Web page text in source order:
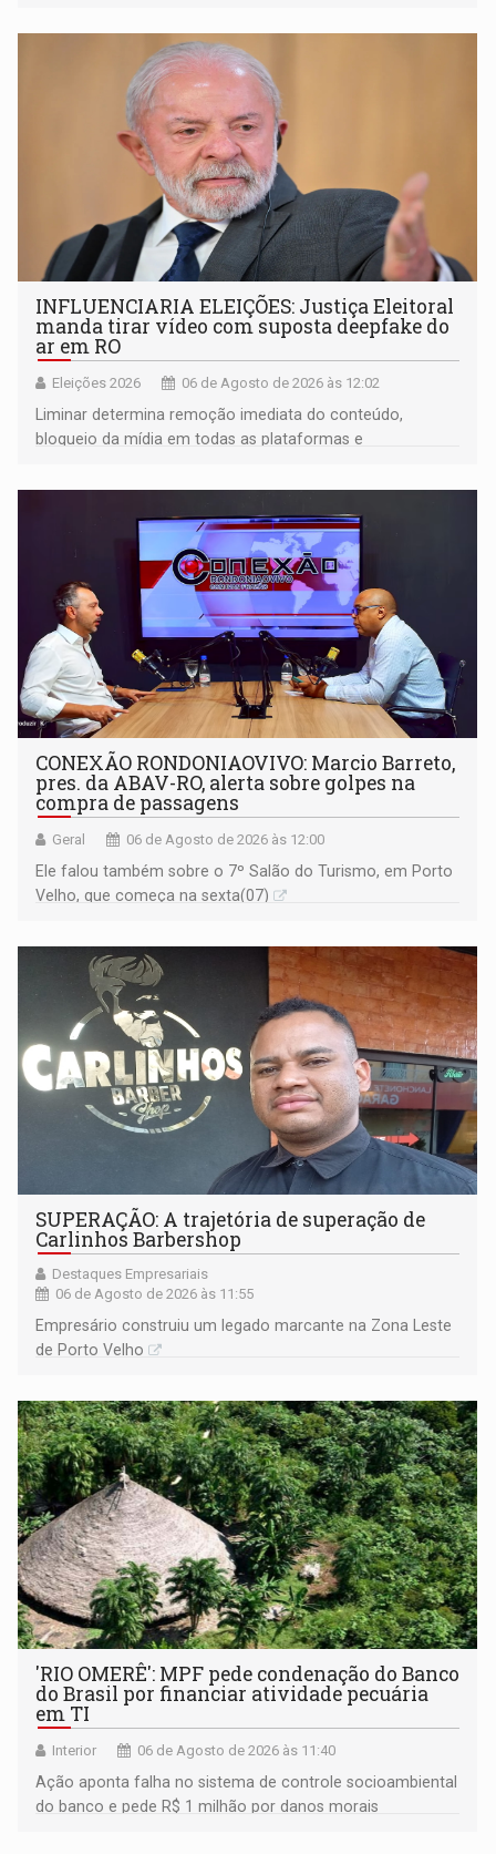
ligação do suspeito com um deputado federal do União
Brasil por Rondônia
INFLUENCIARIA ELEIÇÕES: Justiça Eleitoral
manda tirar vídeo com suposta deepfake do
ar em RO
Eleições 2026 06 de Agosto de 2026 às 12:02
Liminar determina remoção imediata do conteúdo,
bloqueio da mídia em todas as plataformas e
CONEXÃO RONDONIAOVIVO: Marcio Barreto,
pres. da ABAV-RO, alerta sobre golpes na
compra de passagens
Geral 06 de Agosto de 2026 às 12:00
Ele falou também sobre o 7º Salão do Turismo, em Porto
Velho, que começa na sexta(07)
SUPERAÇÃO: A trajetória de superação de
Carlinhos Barbershop
Destaques Empresariais
06 de Agosto de 2026 às 11:55
Empresário construiu um legado marcante na Zona Leste
de Porto Velho
'RIO OMERÊ': MPF pede condenação do Banco
do Brasil por financiar atividade pecuária
em TI
Interior 06 de Agosto de 2026 às 11:40
Ação aponta falha no sistema de controle socioambiental
do banco e pede R$ 1 milhão por danos morais